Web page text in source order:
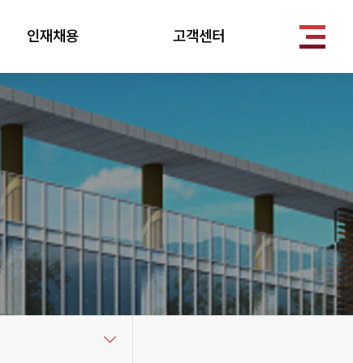
인재채용 고객센터